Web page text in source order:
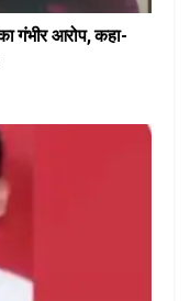
गंभीर आरोप, कहा-